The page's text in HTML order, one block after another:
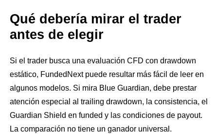
Qué debería mirar el trader
antes de elegir
Si el trader busca una evaluación CFD con drawdown
estático, FundedNext puede resultar más fácil de leer en
algunos modelos. Si mira Blue Guardian, debe prestar
atención especial al trailing drawdown, la consistencia, el
Guardian Shield en funded y las condiciones de payout.
La comparación no tiene un ganador universal.